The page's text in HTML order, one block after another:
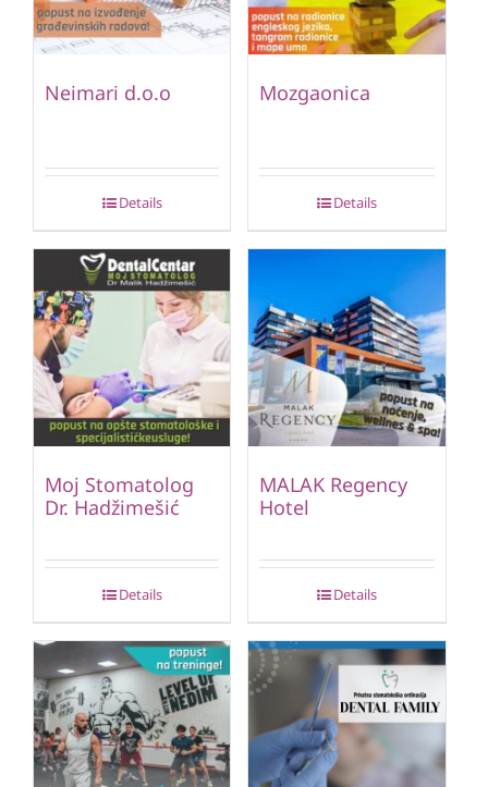
Neimari d.o.o
Details
Mozgaonica
Details
Moj Stomatolog
Dr. Hadžimešić
Details
MALAK Regency
Hotel
Details